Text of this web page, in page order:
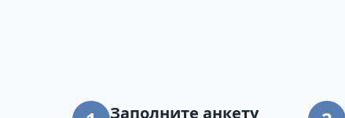
Заполните анкету